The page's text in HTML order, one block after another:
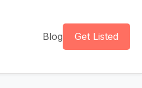
Blog Get Listed